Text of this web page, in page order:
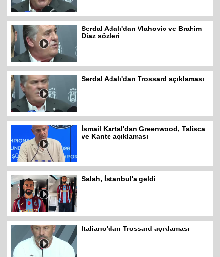
Serdal Adalı'dan Vlahovic ve Brahim
Diaz sözleri
Serdal Adalı'dan Trossard açıklaması
İsmail Kartal'dan Greenwood, Talisca
ve Kante açıklaması
Salah, İstanbul'a geldi
Italiano'dan Trossard açıklaması